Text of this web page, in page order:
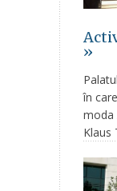
»
în
moda
Klaus